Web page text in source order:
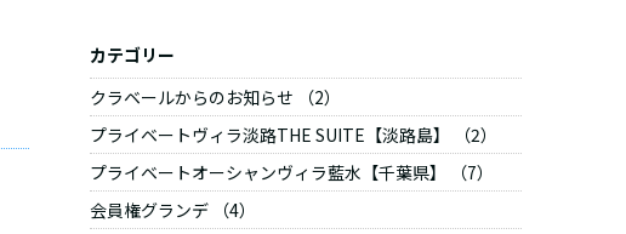
カテゴリー
クラベールからのお知らせ （2）
プライベートヴィラ淡路THE SUITE【淡路島】 （2）
プライベートオーシャンヴィラ藍水【千葉県】 （7）
会員権グランデ （4）